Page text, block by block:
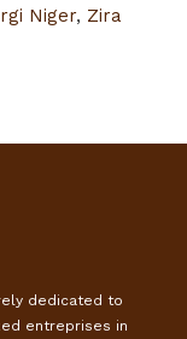
Niger, Zira
dedicated to
entreprises in